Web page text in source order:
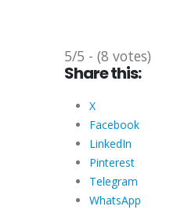
5/5 - (8 votes)
Share this:
X
Facebook
LinkedIn
Pinterest
Telegram
WhatsApp